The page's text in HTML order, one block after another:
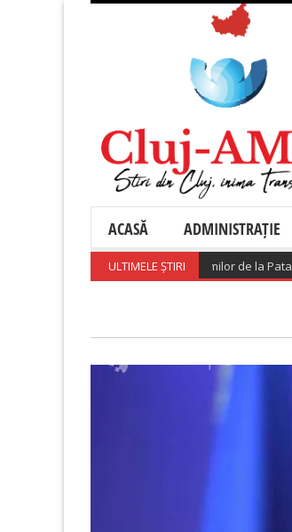
ACASĂ ADMINISTRAȚIE
ULTIMELE ȘTIRI
– Precizări privind relocarea rromilor de la Pata Rât